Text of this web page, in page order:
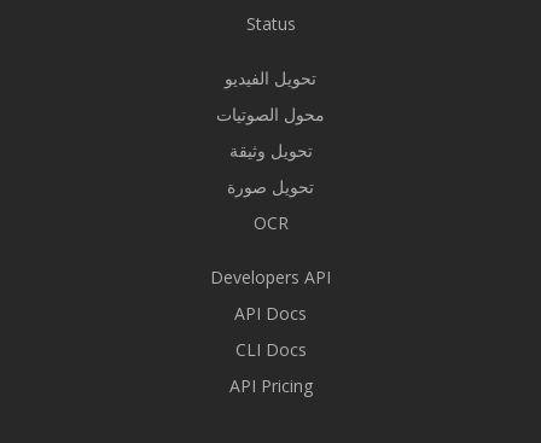
Status
تحويل الفيديو
محول الصوتيات
تحويل وثيقة
تحويل صورة
OCR
Developers API
API Docs
CLI Docs
API Pricing